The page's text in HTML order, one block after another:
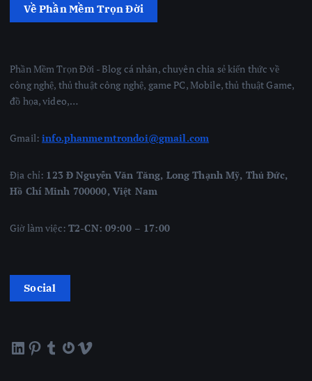
Về Phần Mềm Trọn Đời
Phần Mềm Trọn Đời - Blog cá nhân, chuyên chia sẻ kiến thức về
công nghệ, thủ thuật công nghệ, game PC, Mobile, thủ thuật Game,
đồ họa, video,…
Gmail:info.phanmemtrondoi@gmail.com
Địa chỉ: 123 Đ Nguyễn Văn Tăng, Long Thạnh Mỹ, Thủ Đức,
Hồ Chí Minh 700000, Việt Nam
Giờ làm việc:T2-CN: 09:00 – 17:00
Social
LinkedIn Pinterest Tumblr Gravatar Vimeo